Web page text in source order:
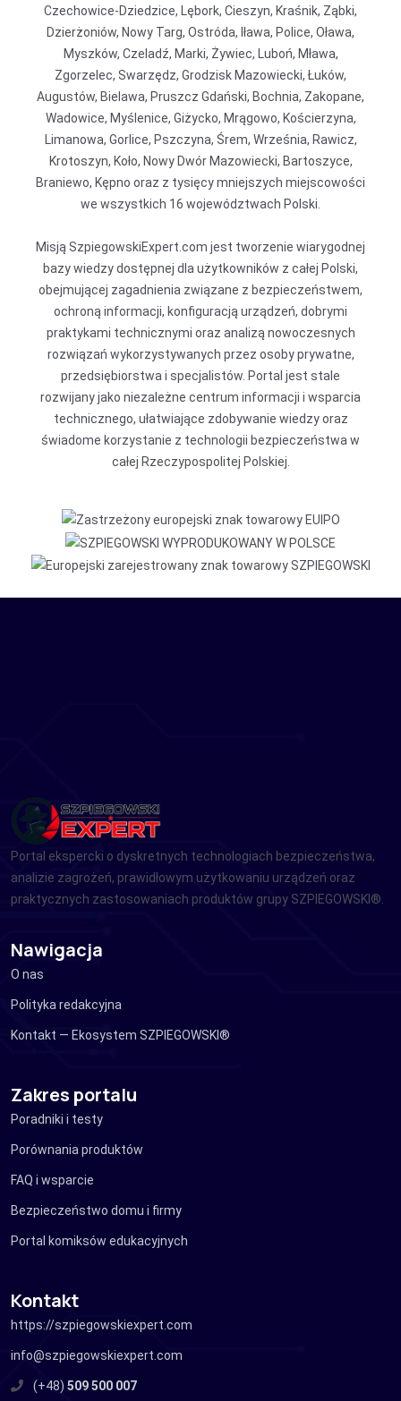
Czechowice-Dziedzice, Lębork, Cieszyn, Kraśnik, Ząbki,
Dzierżoniów, Nowy Targ, Ostróda, Iława, Police, Oława,
Myszków, Czeladź, Marki, Żywiec, Luboń, Mława,
Zgorzelec, Swarzędz, Grodzisk Mazowiecki, Łuków,
Augustów, Bielawa, Pruszcz Gdański, Bochnia, Zakopane,
Wadowice, Myślenice, Giżycko, Mrągowo, Kościerzyna,
Limanowa, Gorlice, Pszczyna, Śrem, Września, Rawicz,
Krotoszyn, Koło, Nowy Dwór Mazowiecki, Bartoszyce,
Braniewo, Kępno oraz z tysięcy mniejszych miejscowości
we wszystkich 16 województwach Polski.
Misją SzpiegowskiExpert.com jest tworzenie wiarygodnej
bazy wiedzy dostępnej dla użytkowników z całej Polski,
obejmującej zagadnienia związane z bezpieczeństwem,
ochroną informacji, konfiguracją urządzeń, dobrymi
praktykami technicznymi oraz analizą nowoczesnych
rozwiązań wykorzystywanych przez osoby prywatne,
przedsiębiorstwa i specjalistów. Portal jest stale
rozwijany jako niezależne centrum informacji i wsparcia
technicznego, ułatwiające zdobywanie wiedzy oraz
świadome korzystanie z technologii bezpieczeństwa w
całej Rzeczypospolitej Polskiej.
Portal ekspercki o dyskretnych technologiach bezpieczeństwa,
analizie zagrożeń, prawidłowym użytkowaniu urządzeń oraz
praktycznych zastosowaniach produktów grupy SZPIEGOWSKI®.
Nawigacja
O nas
Polityka redakcyjna
Kontakt — Ekosystem SZPIEGOWSKI®
Zakres portalu
Poradniki i testy
Porównania produktów
FAQ i wsparcie
Bezpieczeństwo domu i firmy
Portal komiksów edukacyjnych
Kontakt
https://szpiegowskiexpert.com
info@szpiegowskiexpert.com
(+48) 509 500 007